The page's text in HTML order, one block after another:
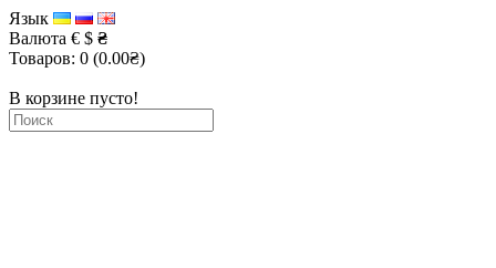
Язык
Валюта € $ ₴
Товаров: 0 (0.00₴)
В корзине пусто!